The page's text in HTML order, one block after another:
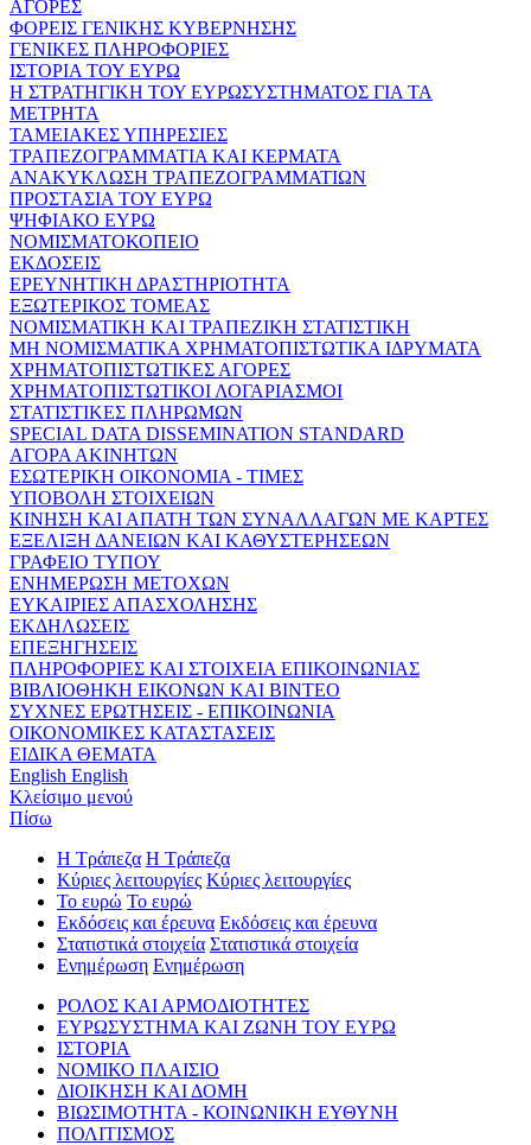
ΑΓΟΡΕΣ
ΦΟΡΕΙΣ ΓΕΝΙΚΗΣ ΚΥΒΕΡΝΗΣΗΣ
ΓΕΝΙΚΕΣ ΠΛΗΡΟΦΟΡΙΕΣ
ΙΣΤΟΡΙΑ ΤΟΥ ΕΥΡΩ
Η ΣΤΡΑΤΗΓΙΚΗ ΤΟΥ ΕΥΡΩΣΥΣΤΗΜΑΤΟΣ ΓΙΑ ΤΑ
ΜΕΤΡΗΤΑ
ΤΑΜΕΙΑΚΕΣ ΥΠΗΡΕΣΙΕΣ
ΤΡΑΠΕΖΟΓΡΑΜΜΑΤΙΑ ΚΑΙ ΚΕΡΜΑΤΑ
ΑΝΑΚΥΚΛΩΣΗ ΤΡΑΠΕΖΟΓΡΑΜΜΑΤΙΩΝ
ΠΡΟΣΤΑΣΙΑ ΤΟΥ ΕΥΡΩ
ΨΗΦΙΑΚΟ ΕΥΡΩ
ΝΟΜΙΣΜΑΤΟΚΟΠΕΙΟ
ΕΚΔΟΣΕΙΣ
ΕΡΕΥΝΗΤΙΚΗ ΔΡΑΣΤΗΡΙΟΤΗΤΑ
ΕΞΩΤΕΡΙΚΟΣ ΤΟΜΕΑΣ
ΝΟΜΙΣΜΑΤΙΚΗ ΚΑΙ ΤΡΑΠΕΖΙΚΗ ΣΤΑΤΙΣΤΙΚΗ
ΜΗ ΝΟΜΙΣΜΑΤΙΚΑ ΧΡΗΜΑΤΟΠΙΣΤΩΤΙΚΑ ΙΔΡΥΜΑΤΑ
ΧΡΗΜΑΤΟΠΙΣΤΩΤΙΚΕΣ ΑΓΟΡΕΣ
ΧΡΗΜΑΤΟΠΙΣΤΩΤΙΚΟΙ ΛΟΓΑΡΙΑΣΜΟΙ
ΣΤΑΤΙΣΤΙΚΕΣ ΠΛΗΡΩΜΩΝ
SPECIAL DATA DISSEMINATION STANDARD
ΑΓΟΡΑ ΑΚΙΝΗΤΩΝ
ΕΣΩΤΕΡΙΚΗ ΟΙΚΟΝΟΜΙΑ - ΤΙΜΕΣ
ΥΠΟΒΟΛΗ ΣΤΟΙΧΕΙΩΝ
ΚΙΝΗΣΗ ΚΑΙ ΑΠΑΤΗ ΤΩΝ ΣΥΝΑΛΛΑΓΩΝ ΜΕ ΚΑΡΤΕΣ
ΕΞΕΛΙΞΗ ΔΑΝΕΙΩΝ ΚΑΙ ΚΑΘΥΣΤΕΡΗΣΕΩΝ
ΓΡΑΦΕΙΟ ΤΥΠΟΥ
ΕΝΗΜΕΡΩΣΗ ΜΕΤΟΧΩΝ
ΕΥΚΑΙΡΙΕΣ ΑΠΑΣΧΟΛΗΣΗΣ
ΕΚΔΗΛΩΣΕΙΣ
ΕΠΕΞΗΓΗΣΕΙΣ
ΠΛΗΡΟΦΟΡΙΕΣ ΚΑΙ ΣΤΟΙΧΕΙΑ ΕΠΙΚΟΙΝΩΝΙΑΣ
ΒΙΒΛΙΟΘΗΚΗ ΕΙΚΟΝΩΝ ΚΑΙ ΒΙΝΤΕΟ
ΣΥΧΝΕΣ ΕΡΩΤΗΣΕΙΣ - ΕΠΙΚΟΙΝΩΝΙΑ
ΟΙΚΟΝΟΜΙΚΕΣ ΚΑΤΑΣΤΑΣΕΙΣ
ΕΙΔΙΚΑ ΘΕΜΑΤΑ
English English
Κλείσιμο μενού
Πίσω
Η Τράπεζα Η Τράπεζα
Κύριες λειτουργίες Κύριες λειτουργίες
Το ευρώ Το ευρώ
Εκδόσεις και έρευνα Εκδόσεις και έρευνα
Στατιστικά στοιχεία Στατιστικά στοιχεία
Ενημέρωση Ενημέρωση
ΡΟΛΟΣ ΚΑΙ ΑΡΜΟΔΙΟΤΗΤΕΣ
ΕΥΡΩΣΥΣΤΗΜΑ ΚΑΙ ΖΩΝΗ ΤΟΥ ΕΥΡΩ
ΙΣΤΟΡΙΑ
ΝΟΜΙΚΟ ΠΛΑΙΣΙΟ
ΔΙΟΙΚΗΣΗ ΚΑΙ ΔΟΜΗ
ΒΙΩΣΙΜΟΤΗΤΑ - ΚΟΙΝΩΝΙΚΗ ΕΥΘΥΝΗ
ΠΟΛΙΤΙΣΜΟΣ